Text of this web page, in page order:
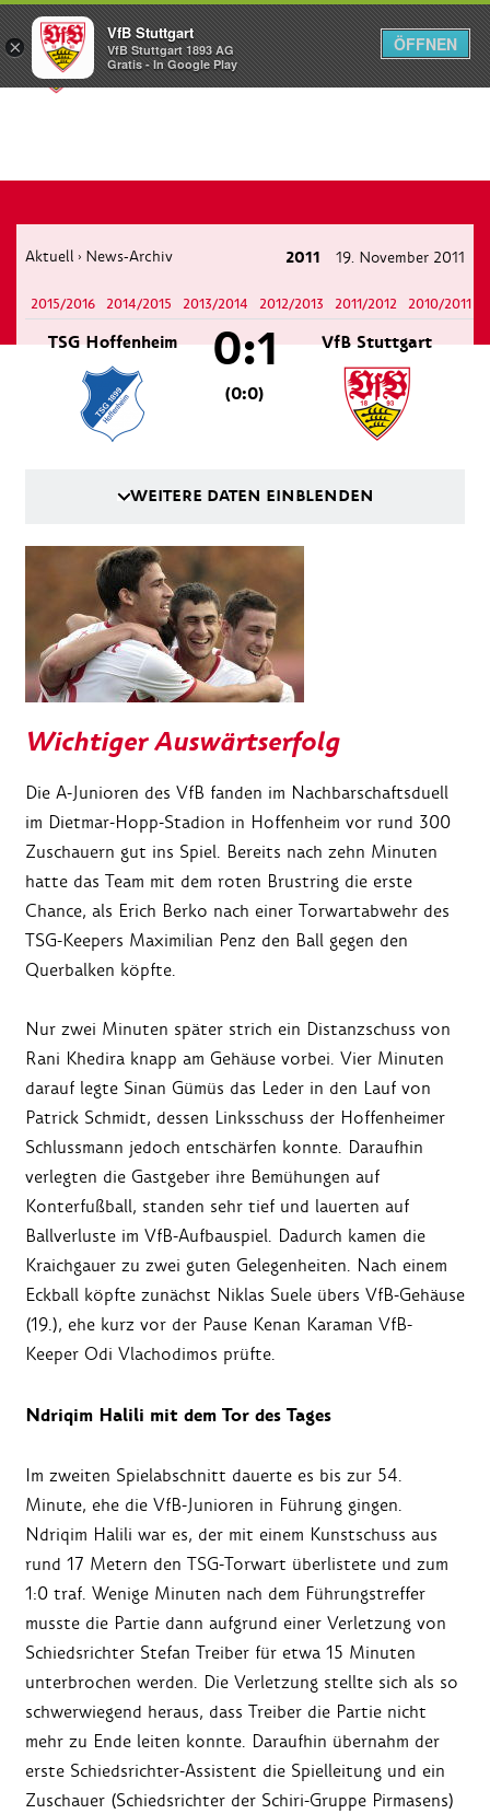
Menü
Aktuell › News-Archiv 2011 19. November 2011
2015/2016 2014/2015 2013/2014 2012/2013 2011/2012 2010/2011
TSG Hoffenheim VfB Stuttgart
0:1
(0:0)
WEITERE DATEN EINBLENDEN
Wichtiger Auswärtserfolg
Die A-Junioren des VfB fanden im Nachbarschaftsduell
im Dietmar-Hopp-Stadion in Hoffenheim vor rund 300
Zuschauern gut ins Spiel. Bereits nach zehn Minuten
hatte das Team mit dem roten Brustring die erste
Chance, als Erich Berko nach einer Torwartabwehr des
TSG-Keepers Maximilian Penz den Ball gegen den
Querbalken köpfte.
Nur zwei Minuten später strich ein Distanzschuss von
Rani Khedira knapp am Gehäuse vorbei. Vier Minuten
darauf legte Sinan Gümüs das Leder in den Lauf von
Patrick Schmidt, dessen Linksschuss der Hoffenheimer
Schlussmann jedoch entschärfen konnte. Daraufhin
verlegten die Gastgeber ihre Bemühungen auf
Konterfußball, standen sehr tief und lauerten auf
Ballverluste im VfB-Aufbauspiel. Dadurch kamen die
Kraichgauer zu zwei guten Gelegenheiten. Nach einem
Eckball köpfte zunächst Niklas Suele übers VfB-Gehäuse
(19.), ehe kurz vor der Pause Kenan Karaman VfB-
Keeper Odi Vlachodimos prüfte.
Ndriqim Halili mit dem Tor des Tages
Im zweiten Spielabschnitt dauerte es bis zur 54.
Minute, ehe die VfB-Junioren in Führung gingen.
Ndriqim Halili war es, der mit einem Kunstschuss aus
rund 17 Metern den TSG-Torwart überlistete und zum
1:0 traf. Wenige Minuten nach dem Führungstreffer
musste die Partie dann aufgrund einer Verletzung von
Schiedsrichter Stefan Treiber für etwa 15 Minuten
unterbrochen werden. Die Verletzung stellte sich als so
schwerwiegend heraus, dass Treiber die Partie nicht
mehr zu Ende leiten konnte. Daraufhin übernahm der
erste Schiedsrichter-Assistent die Spielleitung und ein
Zuschauer (Schiedsrichter der Schiri-Gruppe Pirmasens)
×
VfB Stuttgart
VfB Stuttgart 1893 AG
Gratis - In Google Play
ÖFFNEN